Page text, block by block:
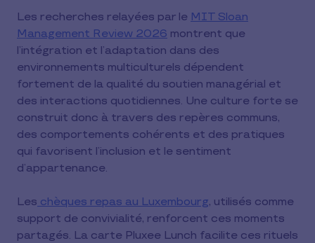
Les recherches relayées par le MIT Sloan
Management Review 2026 montrent que
l’intégration et l’adaptation dans des
environnements multiculturels dépendent
fortement de la qualité du soutien managérial et
des interactions quotidiennes. Une culture forte se
construit donc à travers des repères communs,
des comportements cohérents et des pratiques
qui favorisent l’inclusion et le sentiment
d’appartenance.
Les chèques repas au Luxembourg, utilisés comme
support de convivialité, renforcent ces moments
partagés. La carte Pluxee Lunch facilite ces rituels